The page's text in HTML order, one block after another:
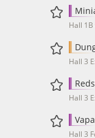
Hall
Hall 3
Hall 3
Hall 3